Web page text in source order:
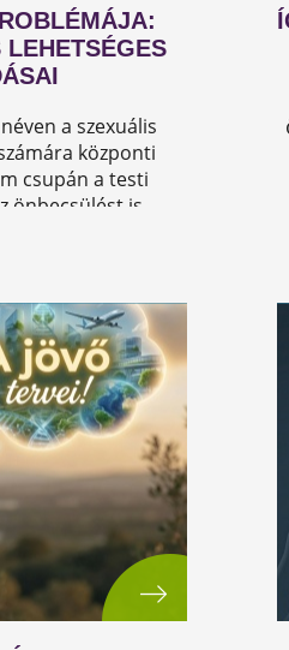
a szexuális
központi
csupán a testi
önbecsülést is